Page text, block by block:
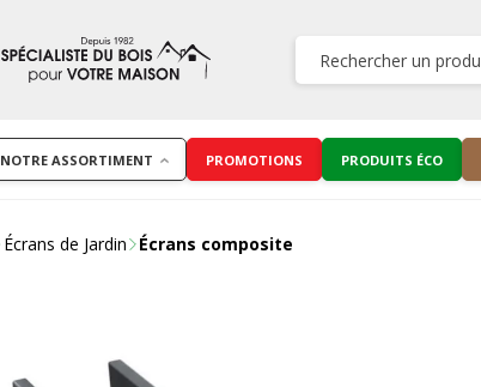
NOTRE ASSORTIMENT PROMOTIONS PRODUITS ÉCO
Écrans de Jardin Écrans composite